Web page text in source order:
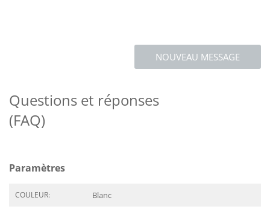
NOUVEAU MESSAGE
Questions et réponses
(FAQ)
Paramètres
COULEUR: Blanc